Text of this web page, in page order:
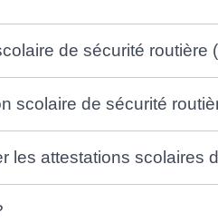
de sécurité routière
scolaire de sécurité
les attestations scolaires